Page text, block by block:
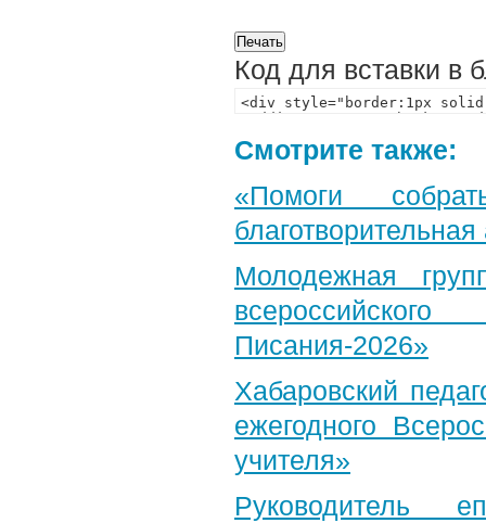
Код для вставки в
Смотрите также:
«Помоги
Молодежная
Писания-2026»
Хабаровский
ежегодного
учителя»
Руководитель